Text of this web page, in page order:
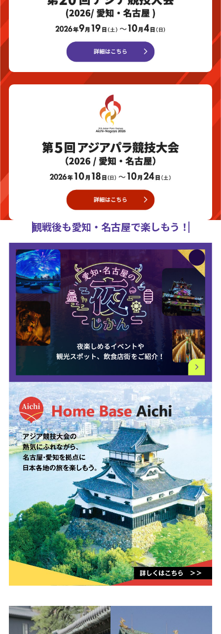
観戦後も愛知・名古屋で楽しもう！